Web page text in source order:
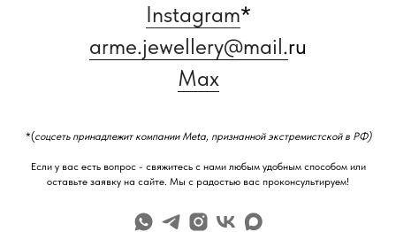
Instagram*
arme.jewellery@mail.ru
Max
*(соцсеть принадлежит компании Meta, признанной экстремистской в РФ)
Если у вас есть вопрос - свяжитесь с нами любым удобным способом или
оставьте заявку на сайте. Мы с радостью вас проконсультируем!